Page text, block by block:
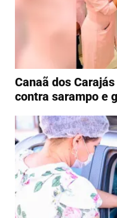
Canaã dos
contra sarampo e